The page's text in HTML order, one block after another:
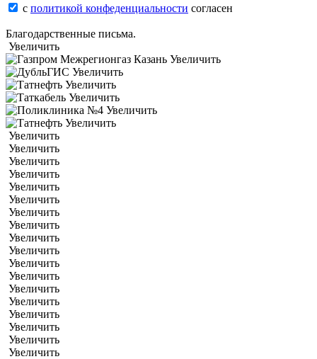
с политикой конфеденциальности согласен
Благодарственные письма.
Увеличить
Увеличить
Увеличить
Увеличить
Увеличить
Увеличить
Увеличить
Увеличить
Увеличить
Увеличить
Увеличить
Увеличить
Увеличить
Увеличить
Увеличить
Увеличить
Увеличить
Увеличить
Увеличить
Увеличить
Увеличить
Увеличить
Увеличить
Увеличить
Увеличить